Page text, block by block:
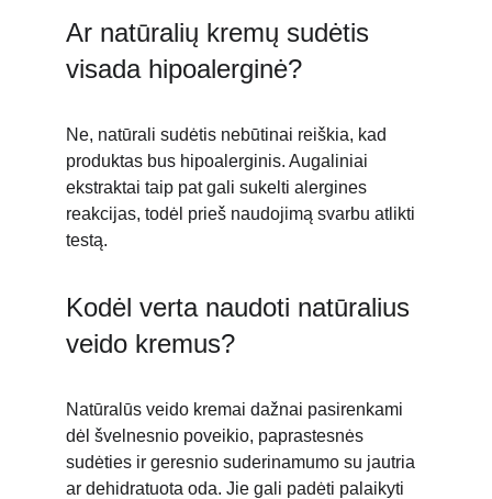
Ar natūralių kremų sudėtis
visada hipoalerginė?
Ne, natūrali sudėtis nebūtinai reiškia, kad
produktas bus hipoalerginis. Augaliniai
ekstraktai taip pat gali sukelti alergines
reakcijas, todėl prieš naudojimą svarbu atlikti
testą.
Kodėl verta naudoti natūralius
veido kremus?
Natūralūs veido kremai dažnai pasirenkami
dėl švelnesnio poveikio, paprastesnės
sudėties ir geresnio suderinamumo su jautria
ar dehidratuota oda. Jie gali padėti palaikyti